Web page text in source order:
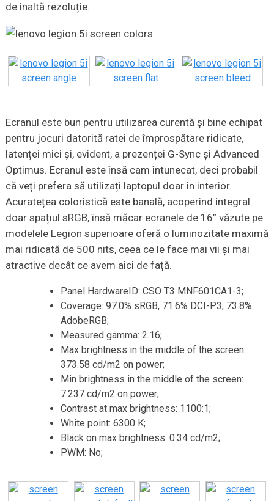
de înaltă rezoluție.
Ecranul este bun pentru utilizarea curentă și bine echipat
pentru jocuri datorită ratei de împrospătare ridicate,
latenței mici și, evident, a prezenței G-Sync și Advanced
Optimus. Ecranul este însă cam întunecat, deci probabil
că veți prefera să utilizați laptopul doar în interior.
Acuratețea coloristică este banală, acoperind integral
doar spațiul sRGB, însă măcar ecranele de 16” văzute pe
modelele Legion superioare oferă o luminozitate maximă
mai ridicată de 500 nits, ceea ce le face mai vii și mai
atractive decât ce avem aici de față.
Panel HardwareID: CSO T3 MNF601CA1-3;
Coverage: 97.0% sRGB, 71.6% DCI-P3, 73.8%
AdobeRGB;
Measured gamma: 2.16;
Max brightness in the middle of the screen:
373.58 cd/m2 on power;
Min brightness in the middle of the screen:
7.237 cd/m2 on power;
Contrast at max brightness: 1100:1;
White point: 6300 K;
Black on max brightness: 0.34 cd/m2;
PWM: No;